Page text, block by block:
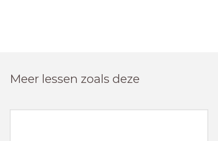
Meer lessen zoals deze